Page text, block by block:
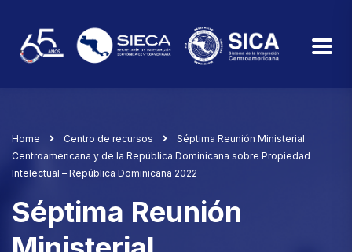
Home Centro de recursos
Séptima Reunión Ministerial
Centroamericana y de la República Dominicana sobre Propiedad
Intelectual – República Dominicana 2022
Séptima Reunión